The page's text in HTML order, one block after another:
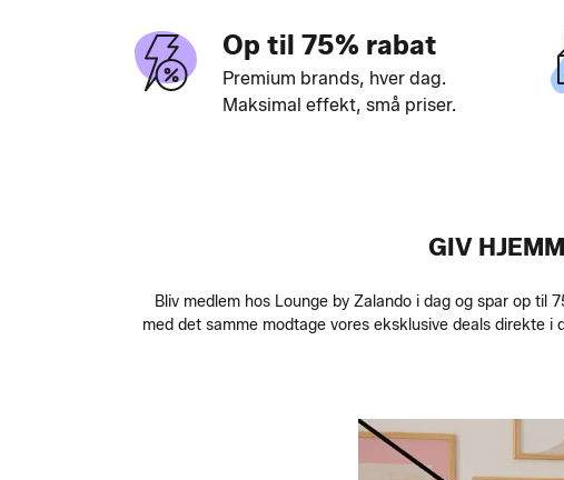
Op til 75% rabat
Premium brands, hver dag.
Maksimal effekt, små priser.
GIV
Bliv medlem hos Lounge by Zalando i dag og spar op
med det samme modtage vores eksklusive deals direkte